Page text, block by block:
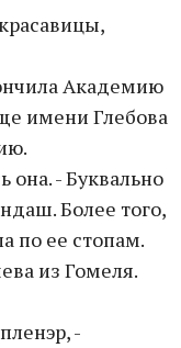
Академию
имени Глебова
она. - Буквально
Более того,
по ее стопам.
из Гомеля.
-